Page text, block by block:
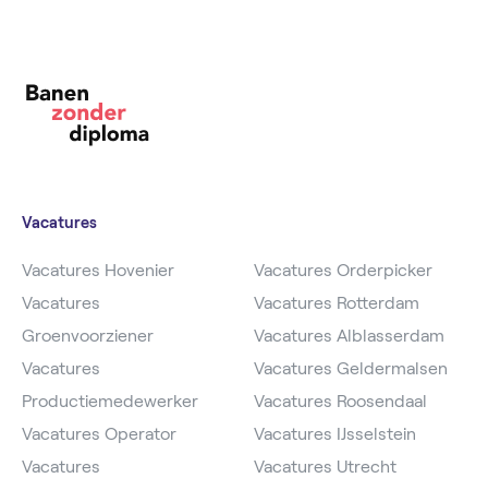
Vacatures
Vacatures Hovenier
Vacatures
Groenvoorziener
Vacatures
Productiemedewerker
Vacatures Operator
Vacatures
Vacatures Orderpicker
Vacatures Rotterdam
Vacatures Alblasserdam
Vacatures Geldermalsen
Vacatures Roosendaal
Vacatures IJsselstein
Vacatures Utrecht